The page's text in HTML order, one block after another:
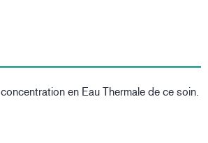
concentration en Eau Thermale de ce soin.